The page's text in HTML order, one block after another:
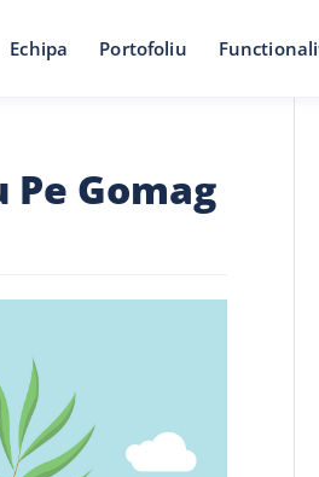
Echipa Portofoliu
Pe Gomag